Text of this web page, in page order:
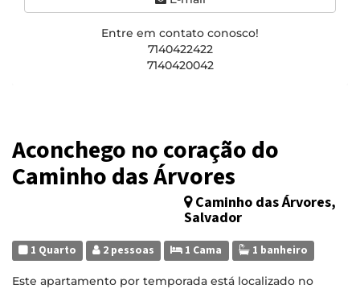
Aconchego no coração do
Caminho das Árvores
Caminho das Árvores,
Salvador
1 Quarto 2 pessoas 1 Cama 1 banheiro
Este apartamento por temporada está localizado no
Entre em contato conosco!
7140422422
7140420042